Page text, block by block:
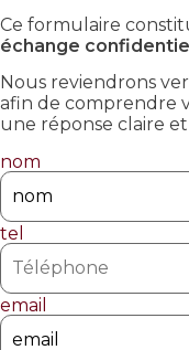
Ce formulaire
échange
Nous reviendrons
afin de comprendre
une réponse claire
nom
tel
email